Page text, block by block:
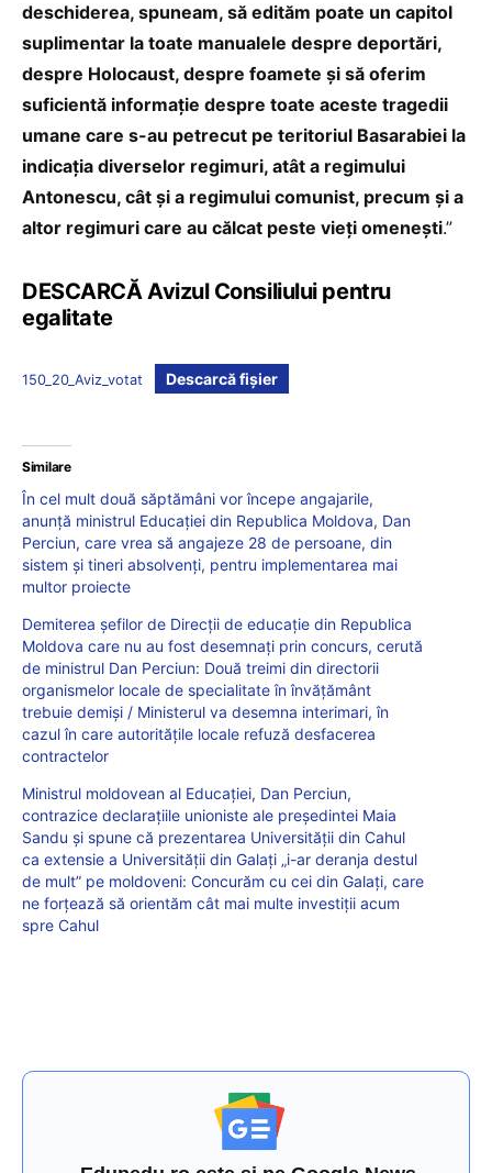
deschiderea, spuneam, să edităm poate un capitol
suplimentar la toate manualele despre deportări,
despre Holocaust, despre foamete și să oferim
suficientă informație despre toate aceste tragedii
umane care s-au petrecut pe teritoriul Basarabiei la
indicația diverselor regimuri, atât a regimului
Antonescu, cât și a regimului comunist, precum și a
altor regimuri care au călcat peste vieți omenești.”
DESCARCĂ Avizul Consiliului pentru
egalitate
150_20_Aviz_votat Descarcă fișier
Similare
În cel mult două săptămâni vor începe angajarile,
anunță ministrul Educației din Republica Moldova, Dan
Perciun, care vrea să angajeze 28 de persoane, din
sistem și tineri absolvenți, pentru implementarea mai
multor proiecte
Demiterea șefilor de Direcții de educație din Republica
Moldova care nu au fost desemnați prin concurs, cerută
de ministrul Dan Perciun: Două treimi din directorii
organismelor locale de specialitate în învățământ
trebuie demiși / Ministerul va desemna interimari, în
cazul în care autoritățile locale refuză desfacerea
contractelor
Ministrul moldovean al Educației, Dan Perciun,
contrazice declarațiile unioniste ale președintei Maia
Sandu și spune că prezentarea Universității din Cahul
ca extensie a Universității din Galați „i-ar deranja destul
de mult” pe moldoveni: Concurăm cu cei din Galați, care
ne forțează să orientăm cât mai multe investiții acum
spre Cahul